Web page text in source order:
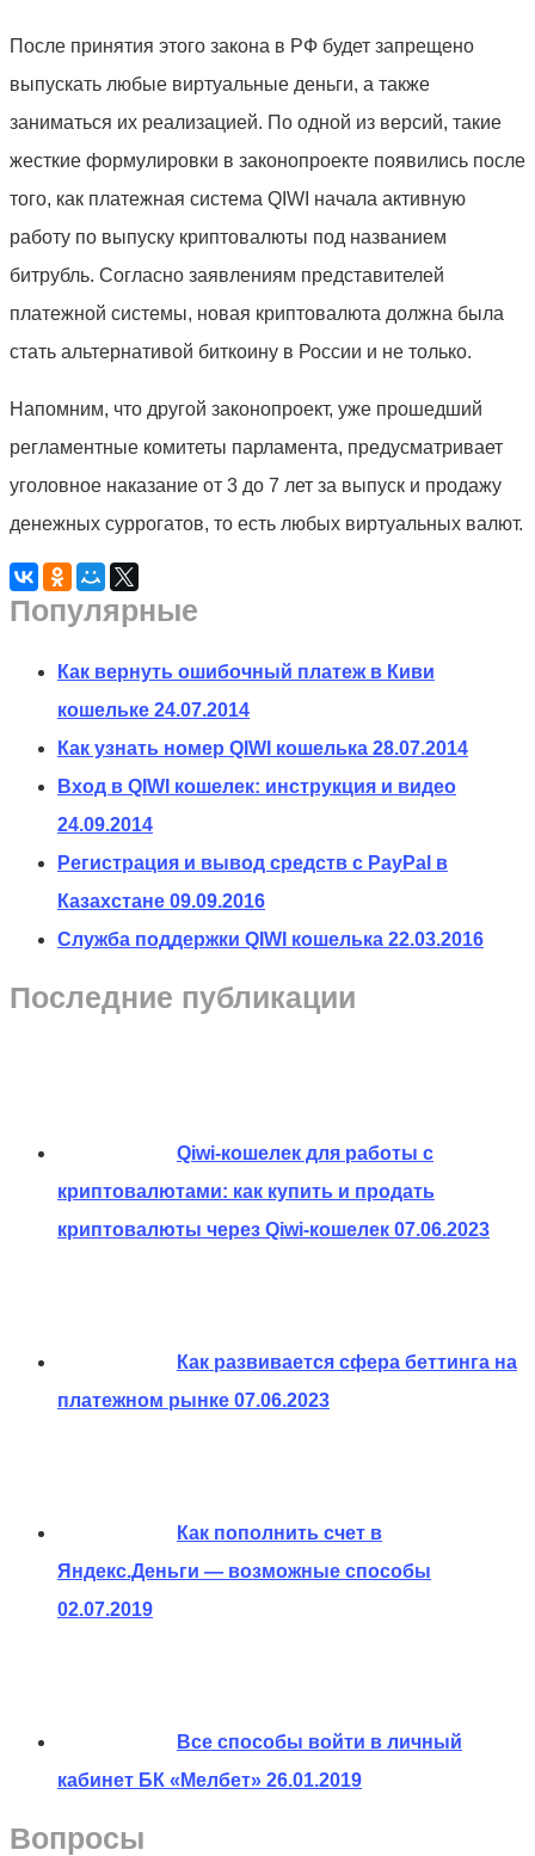
После принятия этого закона в РФ будет запрещено
выпускать любые виртуальные деньги, а также
заниматься их реализацией. По одной из версий, такие
жесткие формулировки в законопроекте появились после
того, как платежная система QIWI начала активную
работу по выпуску криптовалюты под названием
битрубль. Согласно заявлениям представителей
платежной системы, новая криптовалюта должна была
стать альтернативой биткоину в России и не только.
Напомним, что другой законопроект, уже прошедший
регламентные комитеты парламента, предусматривает
уголовное наказание от 3 до 7 лет за выпуск и продажу
денежных суррогатов, то есть любых виртуальных валют.
Популярные
Как вернуть ошибочный платеж в Киви
кошельке 24.07.2014
Как узнать номер QIWI кошелька 28.07.2014
Вход в QIWI кошелек: инструкция и видео
24.09.2014
Регистрация и вывод средств с PayPal в
Казахстане 09.09.2016
Служба поддержки QIWI кошелька 22.03.2016
Последние публикации
Qiwi-кошелек для работы с
криптовалютами: как купить и продать
криптовалюты через Qiwi-кошелек 07.06.2023
Как развивается сфера беттинга на
платежном рынке 07.06.2023
Как пополнить счет в
Яндекс.Деньги — возможные способы
02.07.2019
Все способы войти в личный
кабинет БК «Мелбет» 26.01.2019
Вопросы